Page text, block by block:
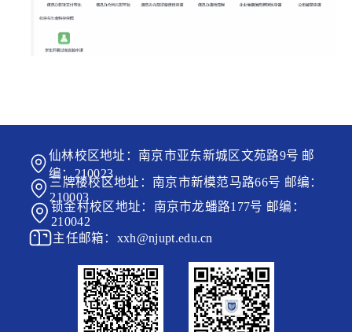
仙林校区地址：南京市亚东新城区文苑路9号 邮
编：210023
三牌楼校区地址：南京市新模范马路66号 邮编：
210003
锁金村校区地址：南京市龙蟠路177号 邮编：
210042
主任邮箱：xxh@njupt.edu.cn